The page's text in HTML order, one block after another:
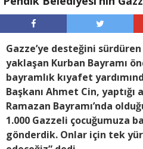
Gazze’ye desteğini
yaklaşan Kurban Bayramı
bayramlık kıyafet
Başkanı Ahmet Cin, yaptığı
Ramazan Bayramı’nda
1.000 Gazzeli çocuğumuza
gönderdik. Onlar için tek